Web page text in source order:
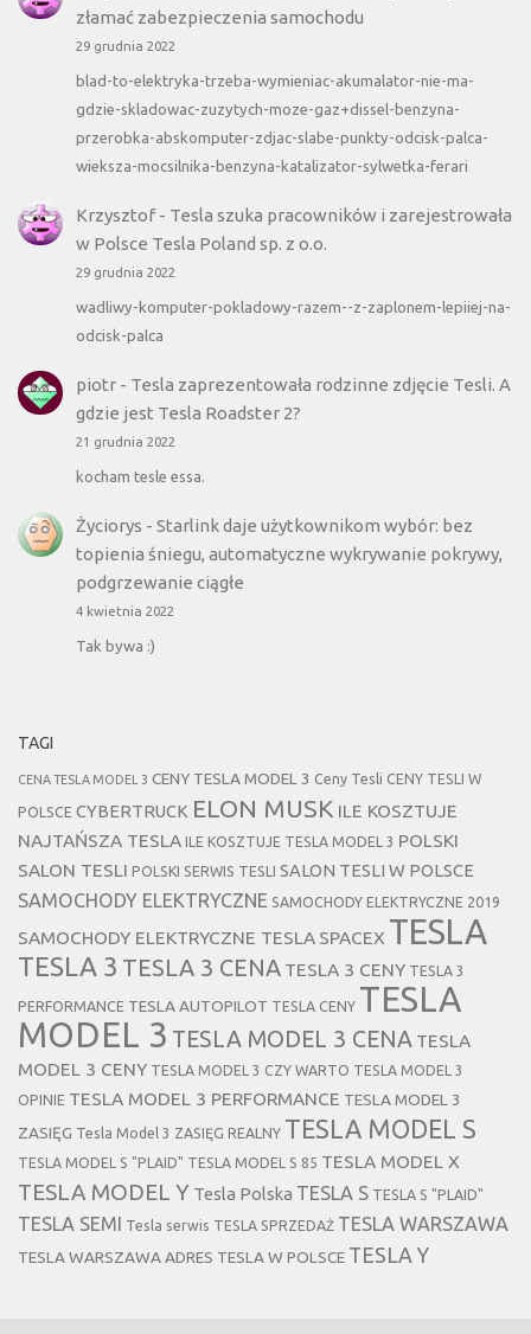
złamać zabezpieczenia samochodu
29 grudnia 2022
blad-to-elektryka-trzeba-wymieniac-akumalator-nie-ma-
gdzie-skladowac-zuzytych-moze-gaz+dissel-benzyna-
przerobka-abskomputer-zdjac-slabe-punkty-odcisk-palca-
wieksza-mocsilnika-benzyna-katalizator-sylwetka-ferari
Krzysztof- Tesla szuka pracowników i zarejestrowała
w Polsce Tesla Poland sp. z o.o.
29 grudnia 2022
wadliwy-komputer-pokladowy-razem--z-zaplonem-lepiiej-na-
odcisk-palca
piotr- Tesla zaprezentowała rodzinne zdjęcie Tesli. A
gdzie jest Tesla Roadster 2?
21 grudnia 2022
kocham tesle essa.
Życiorys - Starlink daje użytkownikom wybór: bez
topienia śniegu, automatyczne wykrywanie pokrywy,
podgrzewanie ciągłe
4 kwietnia 2022
Tak bywa :)
TAGI
CENA TESLA MODEL 3 CENY TESLA MODEL 3 Ceny Tesli CENY TESLI W
POLSCE CYBERTRUCK ELON MUSK ILE KOSZTUJE
NAJTAŃSZA TESLA
ILE KOSZTUJE TESLA MODEL 3 POLSKI
SALON TESLI POLSKI SERWIS TESLI SALON TESLI W POLSCE
SAMOCHODY ELEKTRYCZNE SAMOCHODY ELEKTRYCZNE 2019
SAMOCHODY ELEKTRYCZNE TESLA SPACEX TESLA
TESLA 3 TESLA 3 CENA TESLA 3 CENY TESLA 3
PERFORMANCE TESLA AUTOPILOT TESLA CENY TESLA
MODEL 3 TESLA MODEL 3 CENA TESLA
MODEL 3 CENY TESLA MODEL 3 CZY WARTO TESLA MODEL 3
OPINIE TESLA MODEL 3 PERFORMANCE TESLA MODEL 3
ZASIĘG Tesla Model 3 ZASIĘG REALNY TESLA MODEL S
TESLA MODEL S "PLAID" TESLA MODEL S 85 TESLA MODEL X
TESLA MODEL Y Tesla Polska TESLA S TESLA S "PLAID"
TESLA SEMI Tesla serwis TESLA SPRZEDAŻ TESLA WARSZAWA
TESLA WARSZAWA ADRES TESLA W POLSCE TESLA Y